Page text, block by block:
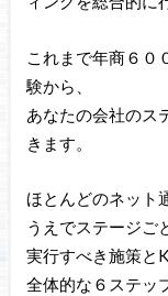
これまで年商６０
験から、
あなたの会社のス
きます。
ほとんどのネット
うえでステージご
実行すべき施策と
全体的な６ステッ